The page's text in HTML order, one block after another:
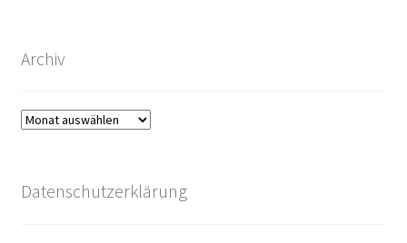
Archiv
Archiv
Datenschutzerklärung